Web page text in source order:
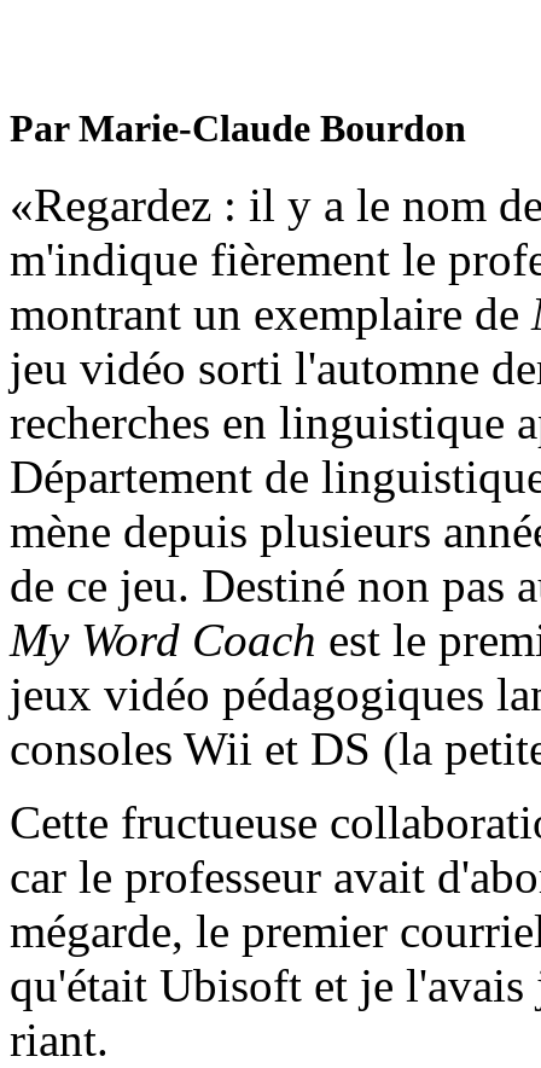
Par Marie-Claude Bourdon
«Regardez : il y a le nom
m'indique fièrement le
montrant un exemplaire de
jeu vidéo sorti l'automne
recherches en linguistique
Département de
mène depuis plusieurs
de ce jeu. Destiné non pas
My Word Coach est le
jeux vidéo pédagogiques
consoles Wii et DS (la
Cette fructueuse
car le professeur avait
mégarde, le premier
qu'était Ubisoft et je
riant.